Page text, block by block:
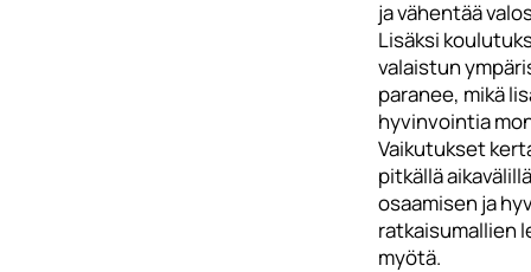
ja vähentää
Lisäksi
valaistun
paranee, mikä
hyvinvointia
Vaikutukset
pitkällä aikavälillä
osaamisen ja
ratkaisumallien
myötä.